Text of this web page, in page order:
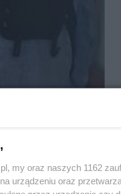
my oraz naszych 1162
urządzeniu oraz